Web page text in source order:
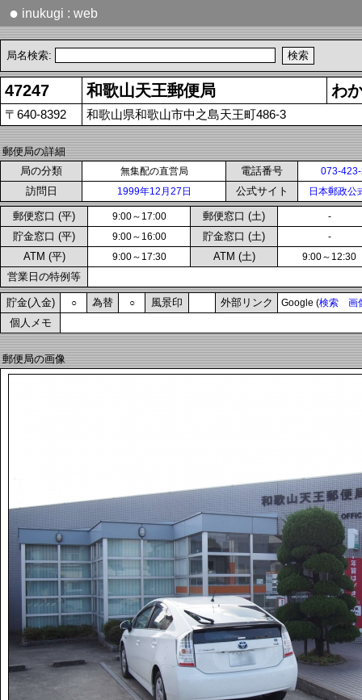
● inukugi : web
局名検索:
47247 和歌山天王郵便局 わ
〒640-8392 和歌山県和歌山市中之島天王町486-3
郵便局の詳細
局の分類
無集配の直営局 電話番号 073-
訪問日 1999年12月27日 公式サイト 日本郵政公
郵便窓口 (平) 9:00～17:00 郵便窓口 (土) -
貯金窓口 (平) 9:00～16:00 貯金窓口 (土) -
ATM (平) 9:00～17:30 ATM (土) 9:00～12:30
営業日の特例等
貯金(入金) ○ 為替 ○ 風景印 外部リンク Google (検索 画
個人メモ
郵便局の画像